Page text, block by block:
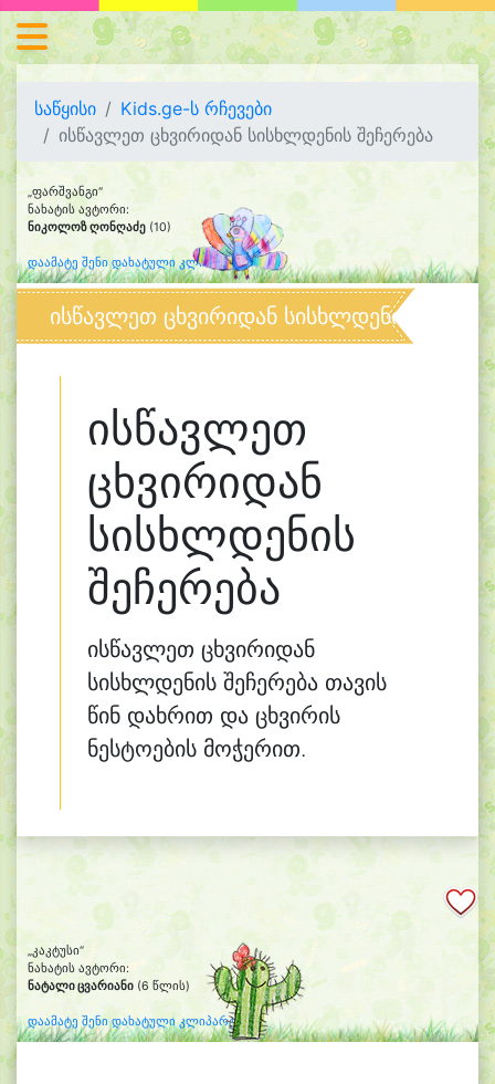
საწყისი
Kids.ge-ს რჩევები
ისწავლეთ ცხვირიდან სისხლდენის შეჩერება
„ფარშვანგი“
ნახატის ავტორი:
ნიკოლოზ ღონღაძე (10)
დაამატე შენი დახატული კლიპარტი
ისწავლეთ ცხვირიდან სისხლდენის
ისწავლეთ
ცხვირიდან
სისხლდენის
შეჩერება
ისწავლეთ ცხვირიდან
სისხლდენის შეჩერება თავის
წინ დახრით და ცხვირის
ნესტოების მოჭერით.
„კაკტუსი“
ნახატის ავტორი:
ნატალი ცვარიანი (6 წლის)
დაამატე შენი დახატული კლიპარტი